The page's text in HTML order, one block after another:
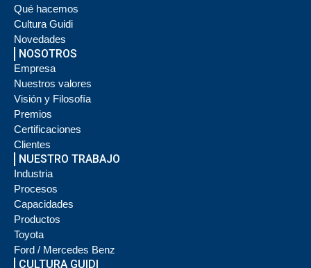
Qué hacemos
Cultura Guidi
Novedades
NOSOTROS
Empresa
Nuestros valores
Visión y Filosofía
Premios
Certificaciones
Clientes
NUESTRO TRABAJO
Industria
Procesos
Capacidades
Productos
Toyota
Ford / Mercedes Benz
CULTURA GUIDI